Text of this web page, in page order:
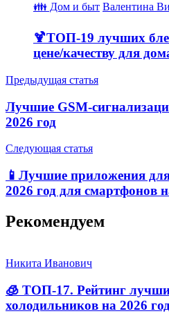
👪 Дом и быт Валентина
🍹ТОП-19 лучших
цене/качеству для
Предыдущая статья
️Лучшие GSM-
2026 год
Следующая статья
📱Лучшие приложения
2026 год для смартфонов
Рекомендуем
Никита Иванович
🧊 ТОП-17. Рейтинг
холодильников на 2026 год